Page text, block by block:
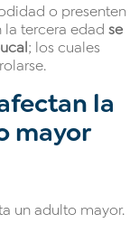
o presenten
la tercera edad se
; los cuales
la
mayor
un adulto mayor.